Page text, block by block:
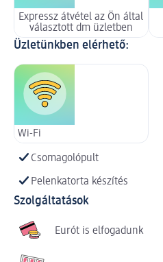
Expressz átvétel az Ön által
választott dm üzletben
Üzletünkben elérhető:
Wi-Fi
Csomagolópult
Pelenkatorta készítés
Szolgáltatások
Eurót is elfogadunk